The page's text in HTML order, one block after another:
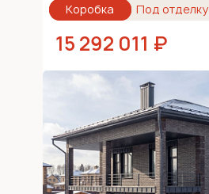
Коробка Под отделку
15 292 011 ₽